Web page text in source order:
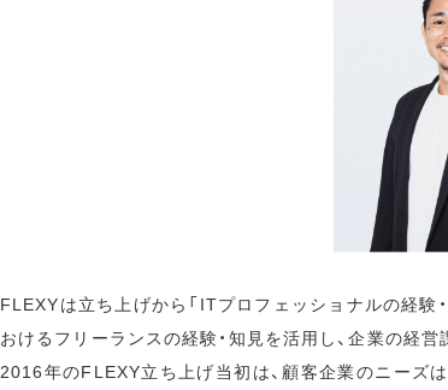
FLEXYは立ち上げから「ITプロフェッショナルの経験
おけるフリーランスの経験・知見を活用し、企業の経営
2016年のFLEXY立ち上げ当初は、顧客企業のニーズ